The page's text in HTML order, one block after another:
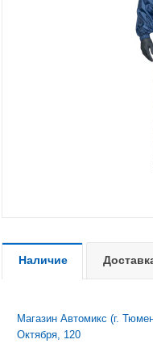
Наличие
Магазин Автомикс (г.
Октября, 120